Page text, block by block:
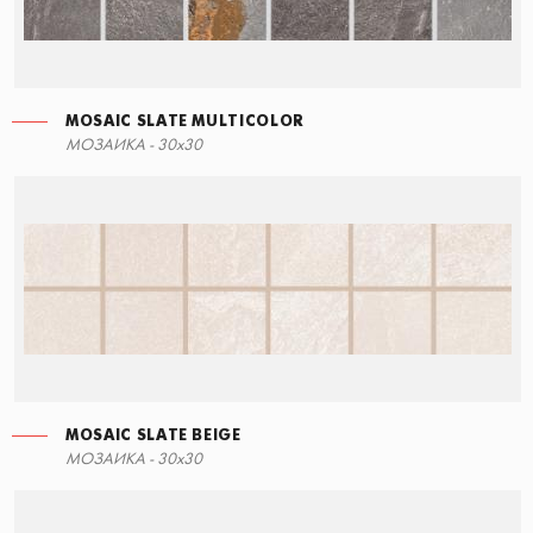
MOSAIC SLATE MULTICOLOR
МОЗАИКА - 30x30
MOSAIC SLATE BEIGE
МОЗАИКА - 30x30
СТУПЕНЬ УГЛОВАЯ ЛЕВАЯ
60x34,5
СТУПЕНЬ ПРЯМАЯ
60x34,5